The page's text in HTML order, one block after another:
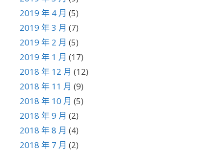
2019 年 4 月 (5)
2019 年 3 月 (7)
2019 年 2 月 (5)
2019 年 1 月 (17)
2018 年 12 月 (12)
2018 年 11 月 (9)
2018 年 10 月 (5)
2018 年 9 月 (2)
2018 年 8 月 (4)
2018 年 7 月 (2)